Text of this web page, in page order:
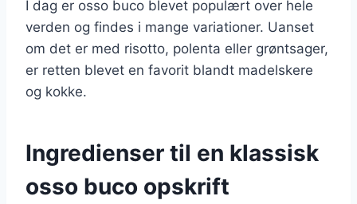
I dag er osso buco blevet populært over hele
verden og findes i mange variationer. Uanset
om det er med risotto, polenta eller grøntsager,
er retten blevet en favorit blandt madelskere
og kokke.
Ingredienser til en klassisk
osso buco opskrift